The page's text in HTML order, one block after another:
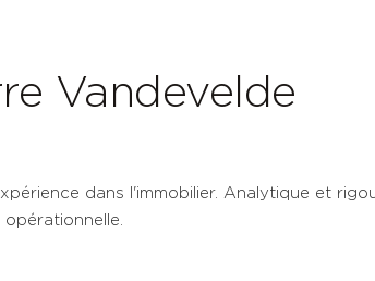
Vandevelde
dans l'immobilier. Analytique et